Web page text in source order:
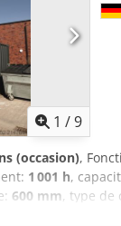
différentes,
pour
les
de carters en
les plus
1 /9
(occasion),
1 001 h,
600 mm, type de
de